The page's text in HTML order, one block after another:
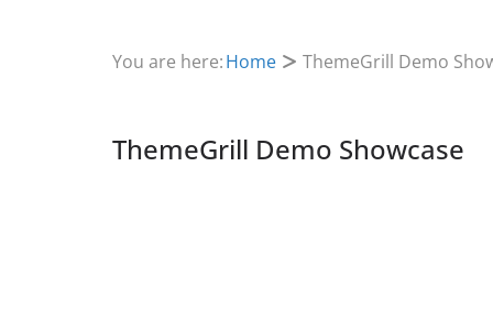
SINDSEF/RO
Atualização
You are here:Home ThemeGrill Demo
ThemeGrill Demo Showcase